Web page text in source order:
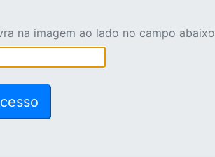
na imagem ao lado no campo abaixo